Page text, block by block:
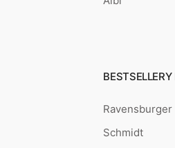
Ravensburger
Schmidt